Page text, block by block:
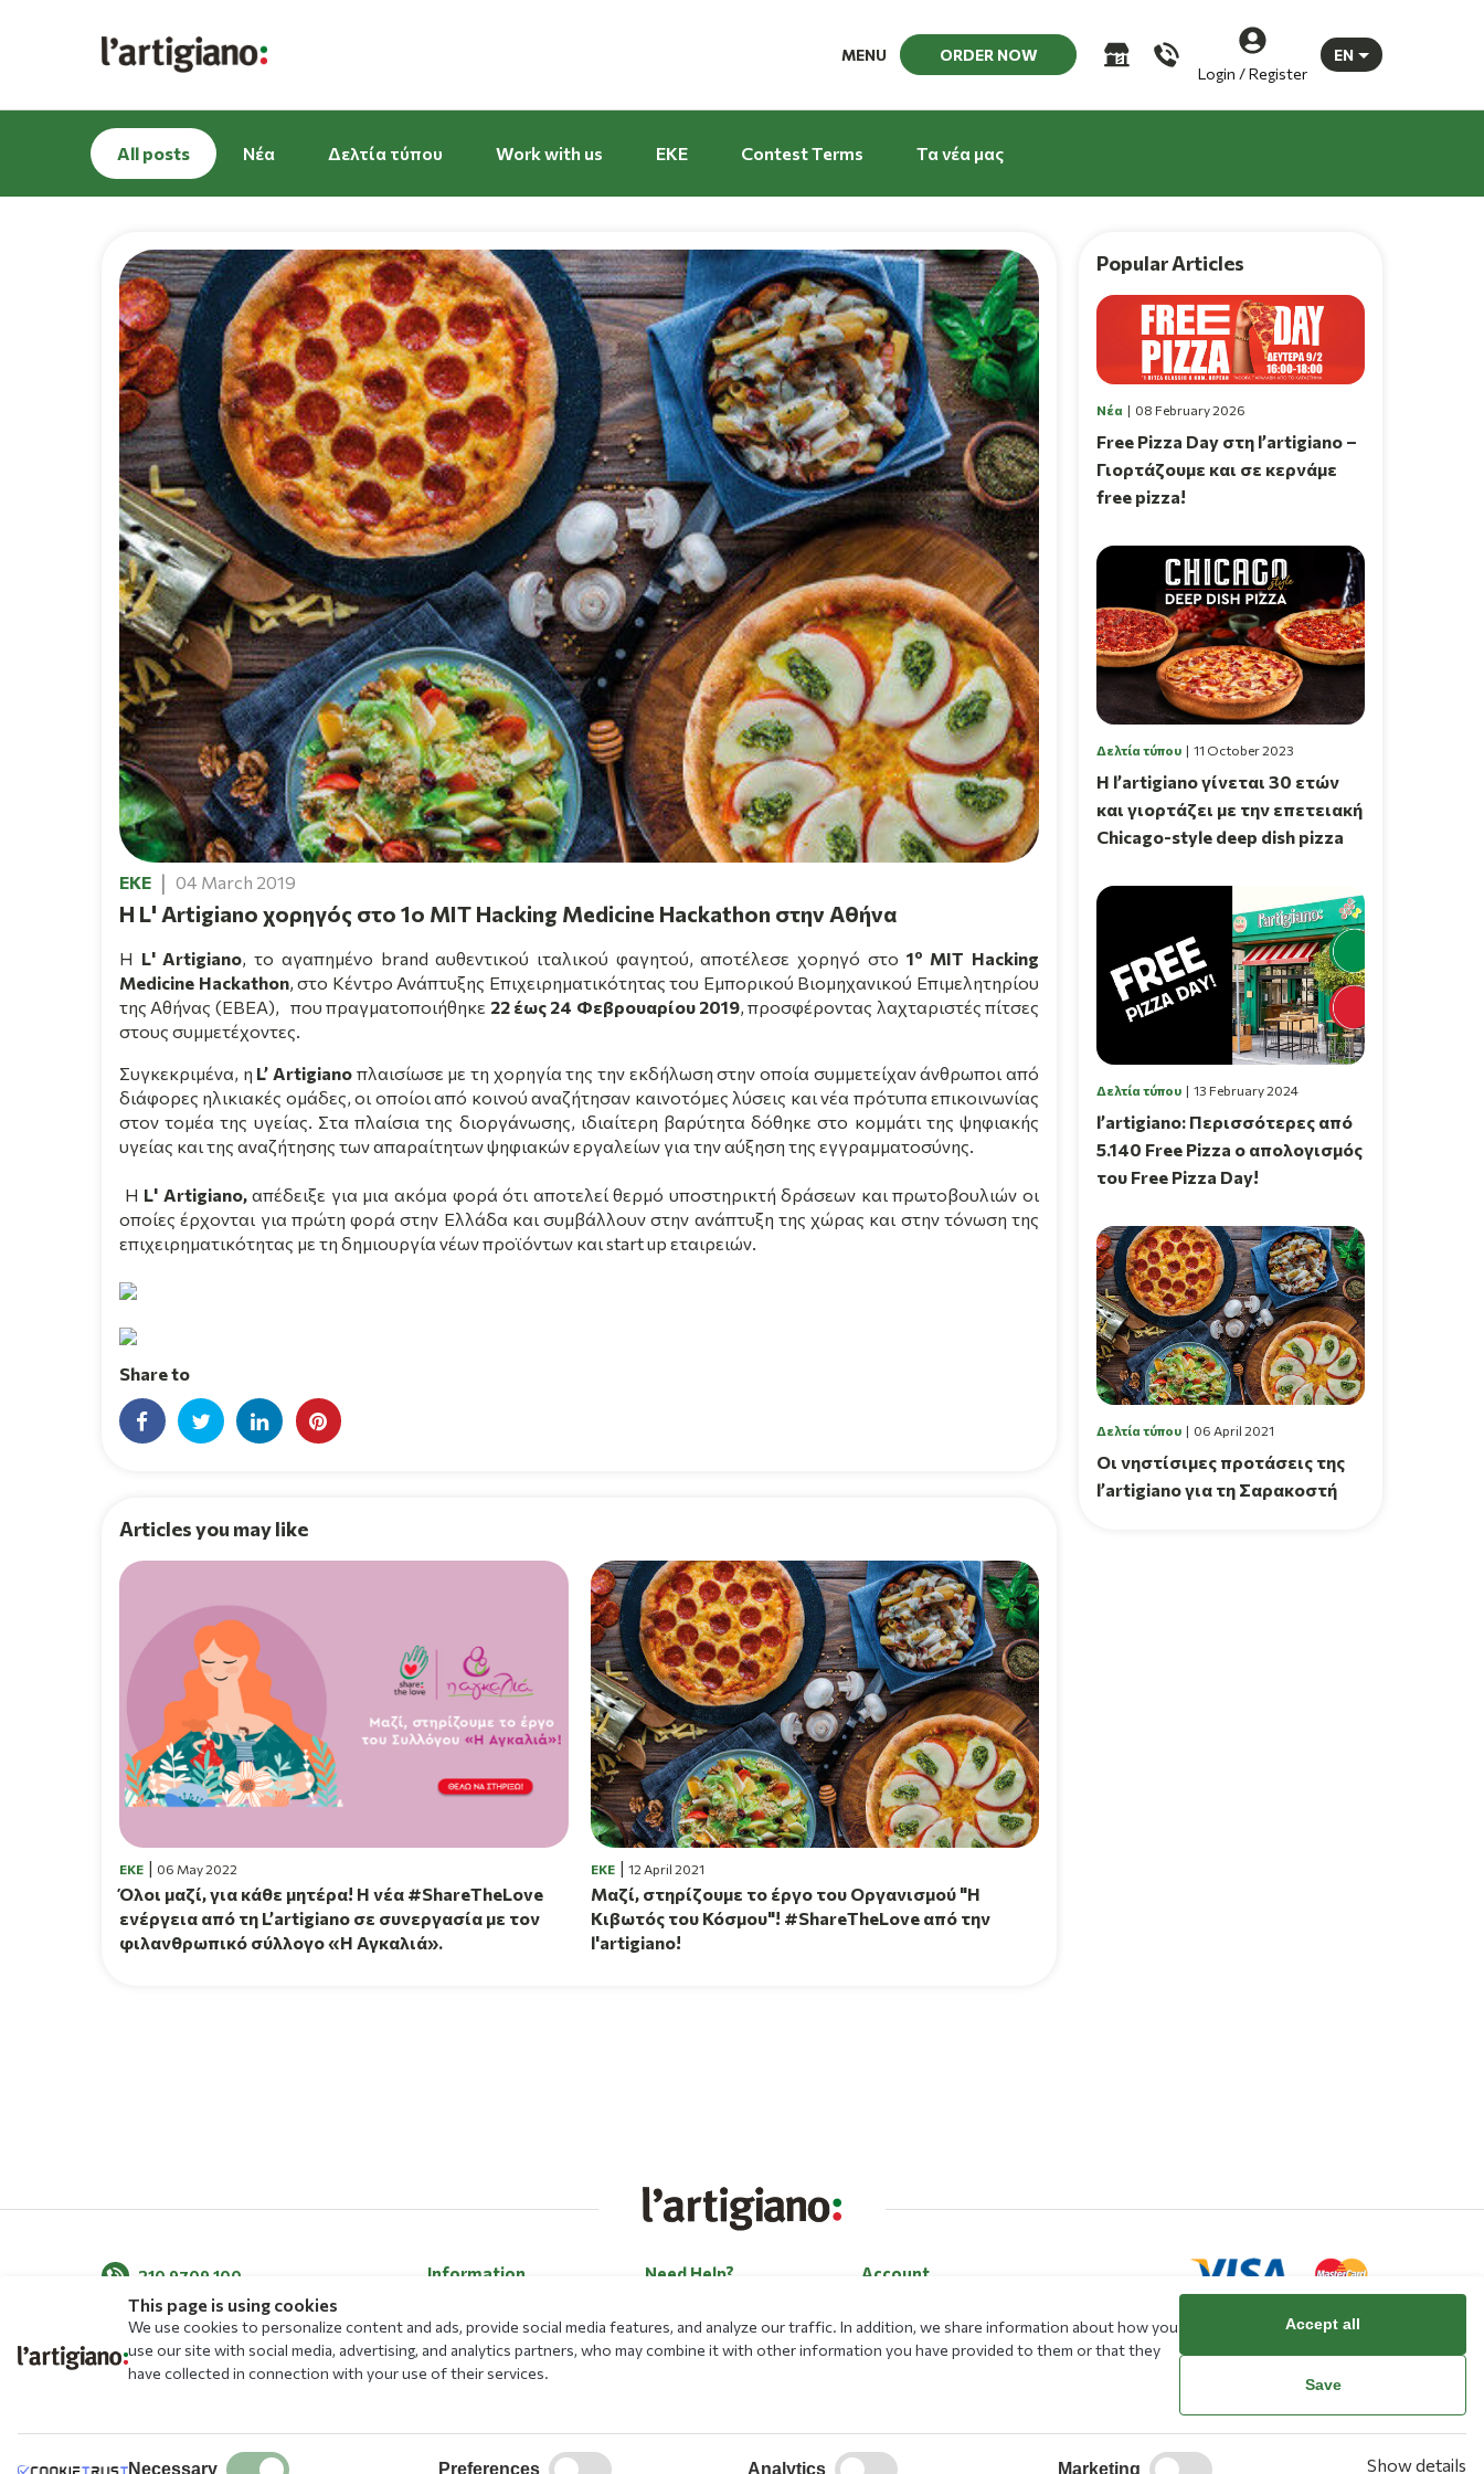
MENU
ORDER NOW
Login / Register
EN
All posts Νέα Δελτία τύπου Work with us EKE Contest Terms Τα νέα μας
EKE 04 March 2019
Η L' Artigiano χορηγός στο 1ο MIT Hacking Medicine Hackathon στην Αθήνα
Η L' Artigiano, το αγαπημένο brand αυθεντικού ιταλικού φαγητού, αποτέλεσε χορηγό στο 1ο MIT Hacking
Medicine Hackathon, στο Κέντρο Ανάπτυξης Επιχειρηματικότητας του Εμπορικού Βιομηχανικού Επιμελητηρίου
της Αθήνας (ΕΒΕΑ), που πραγματοποιήθηκε 22 έως 24 Φεβρουαρίου 2019, προσφέροντας λαχταριστές πίτσες
στους συμμετέχοντες.
Συγκεκριμένα, η L’ Artigiano πλαισίωσε με τη χορηγία της την εκδήλωση στην οποία συμμετείχαν άνθρωποι από
διάφορες ηλικιακές ομάδες, οι οποίοι από κοινού αναζήτησαν καινοτόμες λύσεις και νέα πρότυπα επικοινωνίας
στον τομέα της υγείας. Στα πλαίσια της διοργάνωσης, ιδιαίτερη βαρύτητα δόθηκε στο κομμάτι της ψηφιακής
υγείας και της αναζήτησης των απαραίτητων ψηφιακών εργαλείων για την αύξηση της εγγραμματοσύνης.
Η L' Artigiano,απέδειξε για μια ακόμα φορά ότι αποτελεί θερμό υποστηρικτή δράσεων και πρωτοβουλιών οι
οποίες έρχονται για πρώτη φορά στην Ελλάδα και συμβάλλουν στην ανάπτυξη της χώρας και στην τόνωση της
επιχειρηματικότητας με τη δημιουργία νέων προϊόντων καιstartup εταιρειών.
Share to
Articles you may like
EKE 06 May 2022
Όλοι μαζί, για κάθε μητέρα! H νέα #ShareTheLove
ενέργεια από τη L’artigiano σε συνεργασία με τον
φιλανθρωπικό σύλλογο «Η Αγκαλιά».
EKE 12 April 2021
Μαζί, στηρίζουμε το έργο του Οργανισμού "Η
Κιβωτός του Κόσμου"! #ShareTheLove από την
l'artigiano!
Popular Articles
Νέα 08 February 2026
Free Pizza Day στη l’artigiano –
Γιορτάζουμε και σε κερνάμε
free pizza!
Δελτία τύπου 11 October 2023
Η l’artigiano γίνεται 30 ετών
και γιορτάζει με την επετειακή
Chicago-style deep dish pizza
Δελτία τύπου 13 February 2024
l’artigiano: Περισσότερες από
5.140 Free Pizza ο απολογισμός
του Free Pizza Day!
Δελτία τύπου 06 April 2021
Οι νηστίσιμες προτάσεις της
l’artigiano για τη Σαρακοστή
210 9709 100 Information
News
Blog
Allergens
Stores
Need Help?
Career
Account
Register
This page is using cookies
We use cookies to personalize content and ads, provide social media features, and analyze our traffic. In addition, we share information about how you
use our site with social media, advertising, and analytics partners, who may combine it with other information you have provided to them or that they
have collected in connection with your use of their services.
Accept all
Save
Necessary Preferences Analytics Marketing Show details